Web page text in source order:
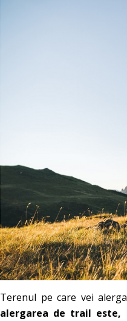
Terenul pe care vei
alergarea de trail este,